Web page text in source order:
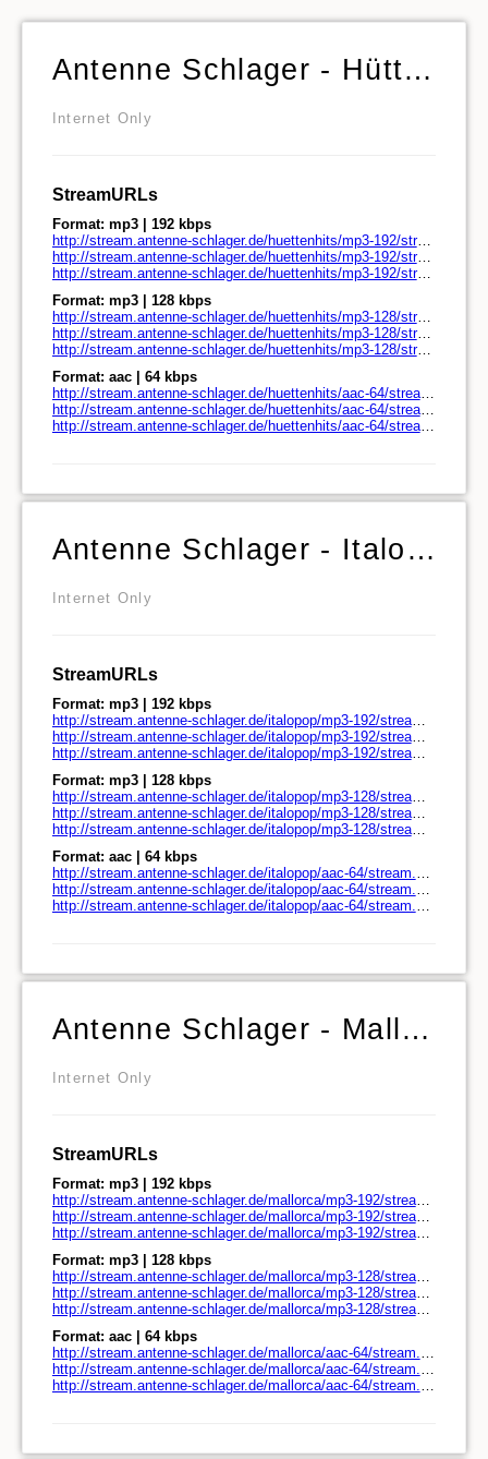
Antenne Schlager - Hütten Hits
Internet Only
StreamURLs
Format: mp3 | 192 kbps
http://stream.antenne-schlager.de/huettenhits/mp3-192/stream.antenne-schlager.de/
http://stream.antenne-schlager.de/huettenhits/mp3-192/stream.antenne-schlager.de/play.pls
http://stream.antenne-schlager.de/huettenhits/mp3-192/stream.antenne-schlager.de/play.m3u
Format: mp3 | 128 kbps
http://stream.antenne-schlager.de/huettenhits/mp3-128/stream.antenne-schlager.de/
http://stream.antenne-schlager.de/huettenhits/mp3-128/stream.antenne-schlager.de/play.pls
http://stream.antenne-schlager.de/huettenhits/mp3-128/stream.antenne-schlager.de/play.m3u
Format: aac | 64 kbps
http://stream.antenne-schlager.de/huettenhits/aac-64/stream.antenne-schlager.de/
http://stream.antenne-schlager.de/huettenhits/aac-64/stream.antenne-schlager.de/play.pls
http://stream.antenne-schlager.de/huettenhits/aac-64/stream.antenne-schlager.de/play.m3u
Antenne Schlager - Italo Pop
Internet Only
StreamURLs
Format: mp3 | 192 kbps
http://stream.antenne-schlager.de/italopop/mp3-192/stream.antenne-schlager.de/
http://stream.antenne-schlager.de/italopop/mp3-192/stream.antenne-schlager.de/play.pls
http://stream.antenne-schlager.de/italopop/mp3-192/stream.antenne-schlager.de/play.m3u
Format: mp3 | 128 kbps
http://stream.antenne-schlager.de/italopop/mp3-128/stream.antenne-schlager.de/
http://stream.antenne-schlager.de/italopop/mp3-128/stream.antenne-schlager.de/play.pls
http://stream.antenne-schlager.de/italopop/mp3-128/stream.antenne-schlager.de/play.m3u
Format: aac | 64 kbps
http://stream.antenne-schlager.de/italopop/aac-64/stream.antenne-schlager.de/
http://stream.antenne-schlager.de/italopop/aac-64/stream.antenne-schlager.de/play.pls
http://stream.antenne-schlager.de/italopop/aac-64/stream.antenne-schlager.de/play.m3u
Antenne Schlager - Mallorca Mix
Internet Only
StreamURLs
Format: mp3 | 192 kbps
http://stream.antenne-schlager.de/mallorca/mp3-192/stream.antenne-schlager.de/
http://stream.antenne-schlager.de/mallorca/mp3-192/stream.antenne-schlager.de/play.pls
http://stream.antenne-schlager.de/mallorca/mp3-192/stream.antenne-schlager.de/play.m3u
Format: mp3 | 128 kbps
http://stream.antenne-schlager.de/mallorca/mp3-128/stream.antenne-schlager.de/
http://stream.antenne-schlager.de/mallorca/mp3-128/stream.antenne-schlager.de/play.pls
http://stream.antenne-schlager.de/mallorca/mp3-128/stream.antenne-schlager.de/play.m3u
Format: aac | 64 kbps
http://stream.antenne-schlager.de/mallorca/aac-64/stream.antenne-schlager.de/
http://stream.antenne-schlager.de/mallorca/aac-64/stream.antenne-schlager.de/play.pls
http://stream.antenne-schlager.de/mallorca/aac-64/stream.antenne-schlager.de/play.m3u